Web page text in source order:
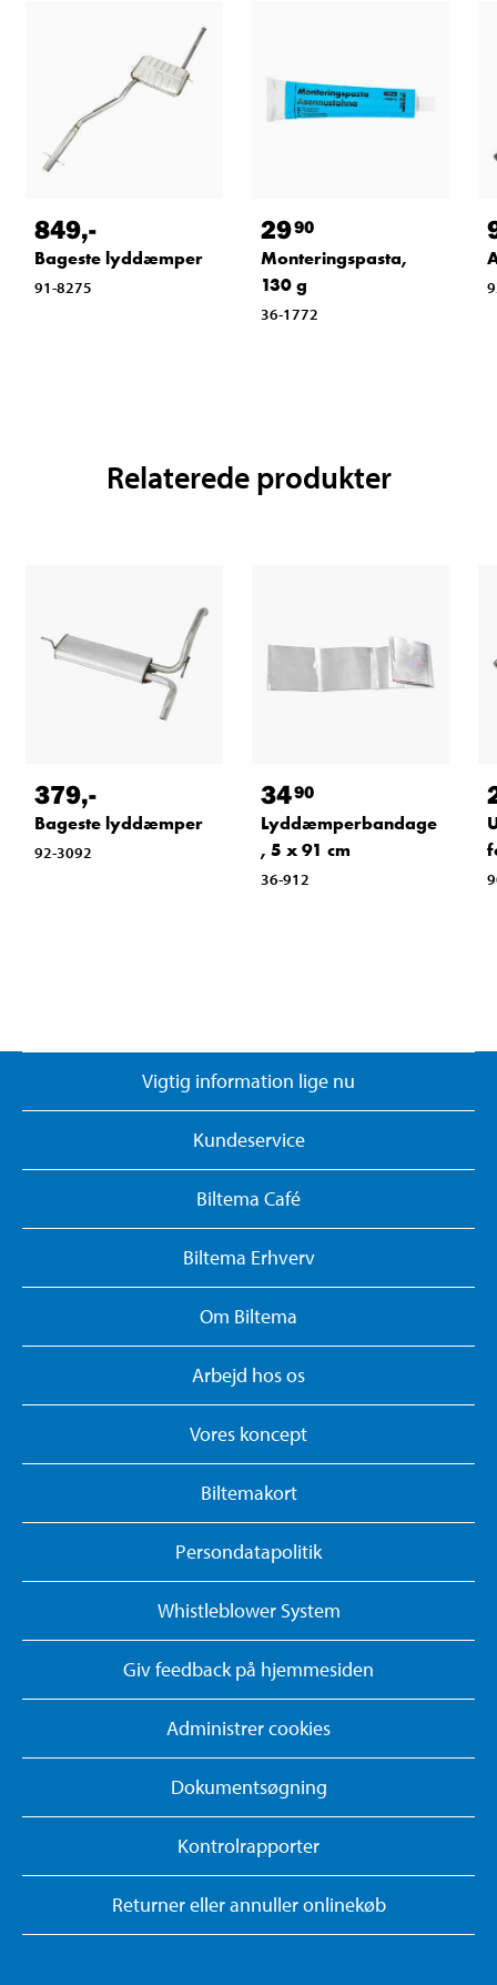
849,-
Bageste lyddæmper
91-8275
2990
Monteringspasta,
130 g
36-1772
Relaterede produkter
379,-
Bageste lyddæmper
92-3092
3490
Lyddæmperbandage
, 5 x 91 cm
36-912
Vigtig information lige nu
Kundeservice
Biltema Café
Biltema Erhverv
Om Biltema
Arbejd hos os
Vores koncept
Biltemakort
Persondatapolitik
Whistleblower System
Giv feedback på hjemmesiden
Administrer cookies
Dokumentsøgning
Kontrolrapporter
Returner eller annuller onlinekøb